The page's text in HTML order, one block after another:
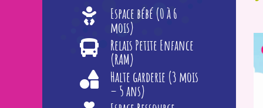
Espace bébé (0 à 6
mois)
Relais Petite Enfance
(RAM)
Halte garderie (3 mois
– 5 ans)